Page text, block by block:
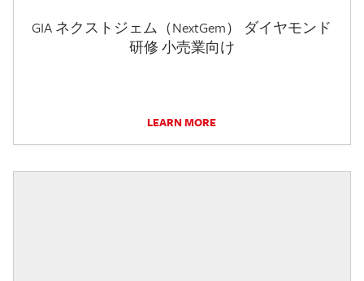
GIA ネクストジェム（NextGem） ダイヤモンド
研修 小売業向け
LEARN MORE